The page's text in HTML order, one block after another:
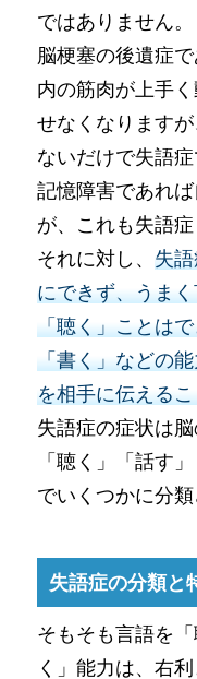
ではありません。
脳梗塞の後遺症
内の筋肉が上手
せなくなります
ないだけで失語症
記憶障害であれ
が、これも失語症
それに対し、失
にできず、うま
「聴く」ことは
「書く」などの
を相手に伝える
失語症の症状は
「聴く」「話す
でいくつかに分類
失語症の分類と
そもそも言語を
く」能力は、右